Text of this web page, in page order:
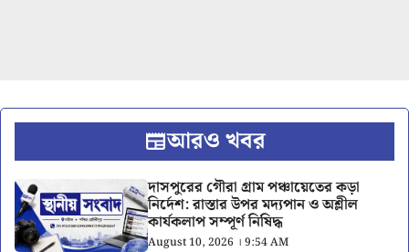
আরও খবর
দাসপুরের গৌরা গ্রাম পঞ্চায়েতের কড়া
নির্দেশ: রাস্তার উপর মদ্যপান ও অশ্লীল
কার্যকলাপ সম্পূর্ণ নিষিদ্ধ
August 10, 2026 । 9:54 AM